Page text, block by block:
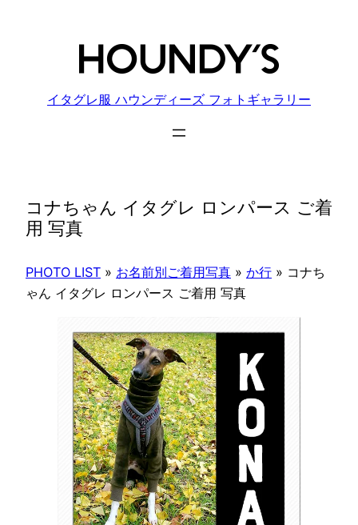
イタグレ服 ハウンディーズ フォトギャラリー
コナちゃん イタグレ ロンパース ご着
用 写真
PHOTO LIST » お名前別ご着用写真 » か行 » コナち
ゃん イタグレ ロンパース ご着用 写真